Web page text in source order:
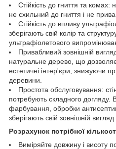
Стійкість до гниття та комах:
не схильний до гниття і не
Стійкість до впливу
зберігають свій колір та
ультрафіолетового
Привабливий зовнішній
натуральне дерево, що
естетичні інтер'єри, знижуючи
деревини.
Простота обслуговування:
потребують складного догляду.
фарбування, обробки
зберігають свій зовнішній
Розрахунок потрібної
Виміряйте довжину і висоту